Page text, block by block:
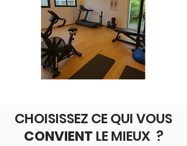
CHOISISSEZ CE QUI VOUS
CONVIENT LE MIEUX ?